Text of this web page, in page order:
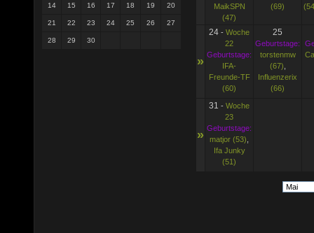
14 15 16 17 18 19 20
21 22 23 24 25 26 27
28 29 30
MaikSPN
(47)
(69)
»
24 - Woche
22
Geburtstage:
IFA-
Freunde-TF
(60)
25
Geburtstage:
torstenmw
(67)
Influenzerix
(66)
»
31 - Woche
23
Geburtstage:
matjor (53)
Ifa Junky
(51)